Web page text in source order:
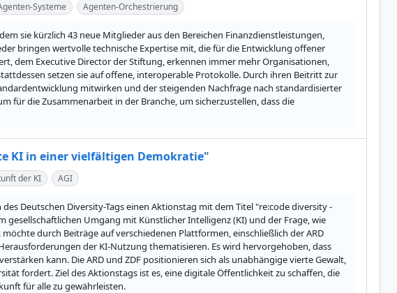
Systeme Agenten-Orchestrierung
sie kürzlich 43 neue Mitglieder aus den Bereichen Finanzdienstleistungen,
bringen wertvolle technische Expertise mit, die für die Entwicklung offener
dem Executive Director der Stiftung, erkennen immer mehr Organisationen,
setzen sie auf offene, interoperable Protokolle. Durch ihren Beitritt zur
mitwirken und der steigenden Nachfrage nach standardisierter
für die Zusammenarbeit in der Branche, um sicherzustellen, dass die
KI in einer vielfältigen Demokratie"
der KI AGI
Deutschen Diversity-Tags einen Aktionstag mit dem Titel "re:code diversity -
gesellschaftlichen Umgang mit Künstlicher Intelligenz (KI) und der Frage, wie
durch Beiträge auf verschiedenen Plattformen, einschließlich der ARD
der KI-Nutzung thematisieren. Es wird hervorgehoben, dass
kann. Die ARD und ZDF positionieren sich als unabhängige vierte Gewalt,
fordert. Ziel des Aktionstags ist es, eine digitale Öffentlichkeit zu schaffen, die
für alle zu gewährleisten.